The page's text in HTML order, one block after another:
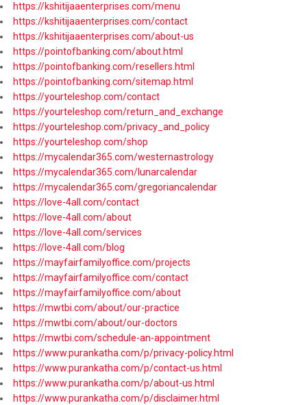
https://kshitijaaenterprises.com/menu
https://kshitijaaenterprises.com/contact
https://kshitijaaenterprises.com/about-us
https://pointofbanking.com/about.html
https://pointofbanking.com/resellers.html
https://pointofbanking.com/sitemap.html
https://yourteleshop.com/contact
https://yourteleshop.com/return_and_exchange
https://yourteleshop.com/privacy_and_policy
https://yourteleshop.com/shop
https://mycalendar365.com/westernastrology
https://mycalendar365.com/lunarcalendar
https://mycalendar365.com/gregoriancalendar
https://love-4all.com/contact
https://love-4all.com/about
https://love-4all.com/services
https://love-4all.com/blog
https://mayfairfamilyoffice.com/projects
https://mayfairfamilyoffice.com/contact
https://mayfairfamilyoffice.com/about
https://mwtbi.com/about/our-practice
https://mwtbi.com/about/our-doctors
https://mwtbi.com/schedule-an-appointment
https://www.purankatha.com/p/privacy-policy.html
https://www.purankatha.com/p/contact-us.html
https://www.purankatha.com/p/about-us.html
https://www.purankatha.com/p/disclaimer.html